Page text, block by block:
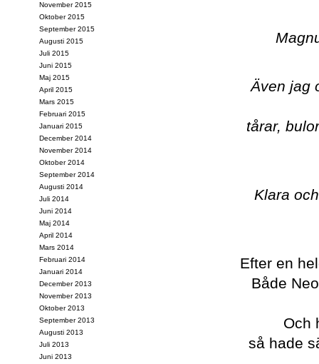
Även jag
tårar,
Klara
Efter en
Både
Och
så hade
November 2015
Oktober 2015
September 2015
Augusti 2015
Juli 2015
Juni 2015
Maj 2015
April 2015
Mars 2015
Februari 2015
Januari 2015
December 2014
November 2014
Oktober 2014
September 2014
Augusti 2014
Juli 2014
Juni 2014
Maj 2014
April 2014
Mars 2014
Februari 2014
Januari 2014
December 2013
November 2013
Oktober 2013
September 2013
Augusti 2013
Juli 2013
Juni 2013